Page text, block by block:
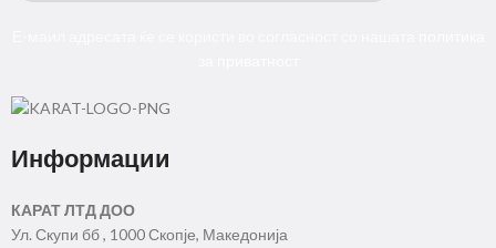
Информации
КАРАТ ЛТД ДОО
Ул. Скупи бб , 1000 Скопје, Македонија